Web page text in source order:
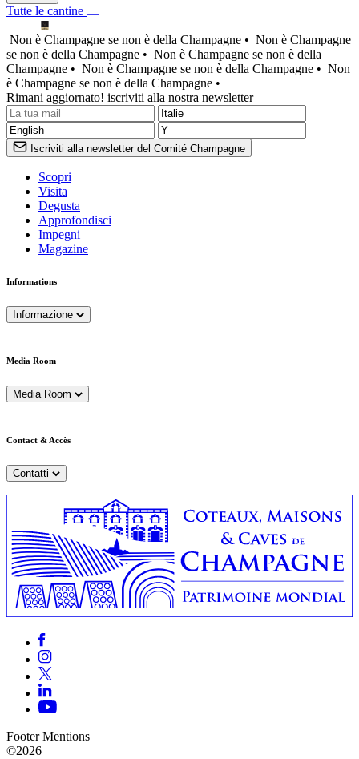
Tutte le cantine
Non è Champagne se non è della Champagne • Non è Champagne
se non è della Champagne • Non è Champagne se non è della
Champagne • Non è Champagne se non è della Champagne • Non
è Champagne se non è della Champagne •
Rimani aggiornato! iscriviti alla nostra newsletter
Iscriviti alla newsletter del Comité Champagne
Scopri
Visita
Degusta
Approfondisci
Impegni
Magazine
Informations
Informazione
Media Room
Media Room
Contact & Accès
Contatti
Footer Mentions
©2026